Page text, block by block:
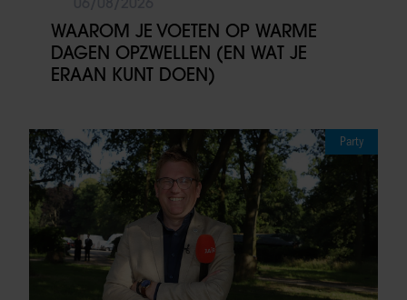
WAAROM JE VOETEN OP WARME
DAGEN OPZWELLEN (EN WAT JE
ERAAN KUNT DOEN)
Party